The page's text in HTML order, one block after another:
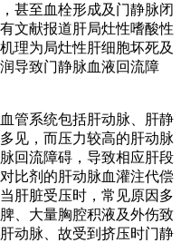
甚至血栓形成及门静脉闭
文献报道肝局灶性嗜酸性
理为局灶性肝细胞坏死及
导致门静脉血液回流障
管系统包括肝动脉、肝静
见，而压力较高的肝动脉
回流障碍，导致相应肝段
比剂的肝动脉血灌注代偿
肝脏受压时，常见原因多
、大量胸腔积液及外伤致
动脉、故受到挤压时门静